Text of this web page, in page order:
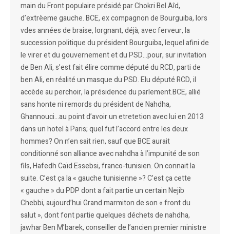
main du Front populaire présidé par Chokri Bel Aîd,
d’extrèeme gauche. BCE, ex compagnon de Bourguiba, lors
vdes années de braise, lorgnant, déjà, avec ferveur, la
succession politique du président Bourguiba, lequel afini de
le virer et du gouvernement et du PSD…pour, sur invitation
de Ben Ali, s’est fait élire comme député du RCD, parti de
ben Ali, en réalité un masque du PSD. Elu député RCD, il
accède au perchoir, la présidence du parlement.BCE, allié
sans honte ni remords du président de Nahdha,
Ghannouci…au point d’avoir un etretetion avec lui en 2013
dans un hotel à Paris; quel fut l’accord entre les deux
hommes? On n’en sait rien, sauf que BCE aurait
conditionné son alliance avec nahdha à l’impunité de son
fils, Hafedh Caïd Essebsi, franco-tunisien. On connait la
suite. C’est ça la « gauche tunisienne »? C’est ça cette
« gauche » du PDP dont a fait partie un certain Nejib
Chebbi, aujourd’hui Grand marmiton de son « front du
salut », dont font partie quelques déchets de nahdha,
jawhar Ben M’barek, conseiller de l’ancien premier ministre